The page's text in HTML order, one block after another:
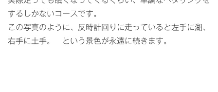
するしかないコースです。
この写真のように、反時計回りに走っていると左手に湖、
右手に土手。 という景色が永遠に続きます。